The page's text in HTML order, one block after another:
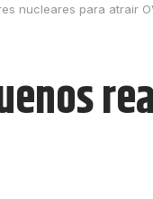
nucleares para atrair